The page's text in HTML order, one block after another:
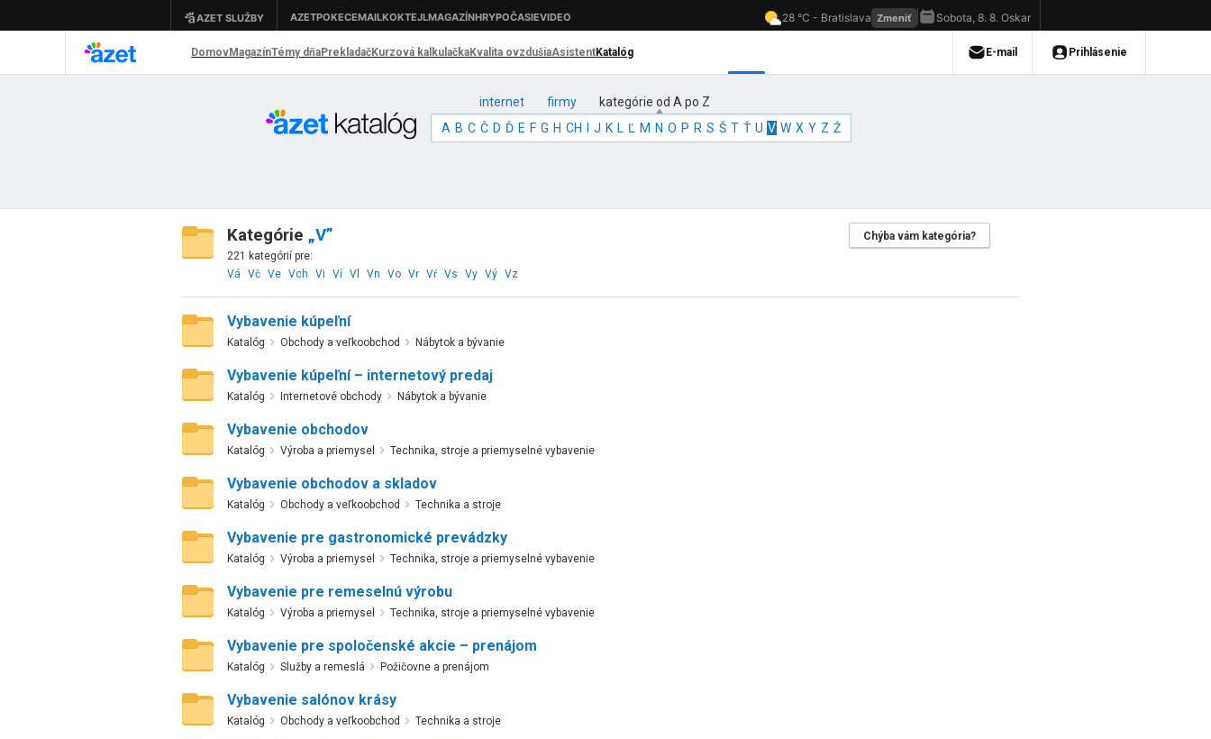
internet firmy
kategórie od A po Z
A B C Č D Ď E F G H CH J K L Ľ M N O P R S Š T Ť U V W X Y Z Ž
Kategórie „V”
Chýba vám kategória?
221 kategórií pre:
Vá
Vč Ve Vch Vi Ví Vl Vn Vo Vr Vŕ Vs Vy Vý Vz
Vybavenie kúpeľní
Katalóg Obchody a veľkoobchod Nábytok a bývanie
Vybavenie kúpeľní – internetový predaj
Katalóg Internetové obchody Nábytok a bývanie
Vybavenie obchodov
Katalóg Výroba a priemysel Technika, stroje a priemyselné vybavenie
Vybavenie obchodov a skladov
Katalóg Obchody a veľkoobchod Technika a stroje
Vybavenie pre gastronomické prevádzky
Katalóg Výroba a priemysel Technika, stroje a priemyselné vybavenie
Vybavenie pre remeselnú výrobu
Katalóg Výroba a priemysel Technika, stroje a priemyselné vybavenie
Vybavenie pre spoločenské akcie – prenájom
Katalóg Služby a remeslá Požičovne a prenájom
Vybavenie salónov krásy
Katalóg Obchody a veľkoobchod Technika a stroje